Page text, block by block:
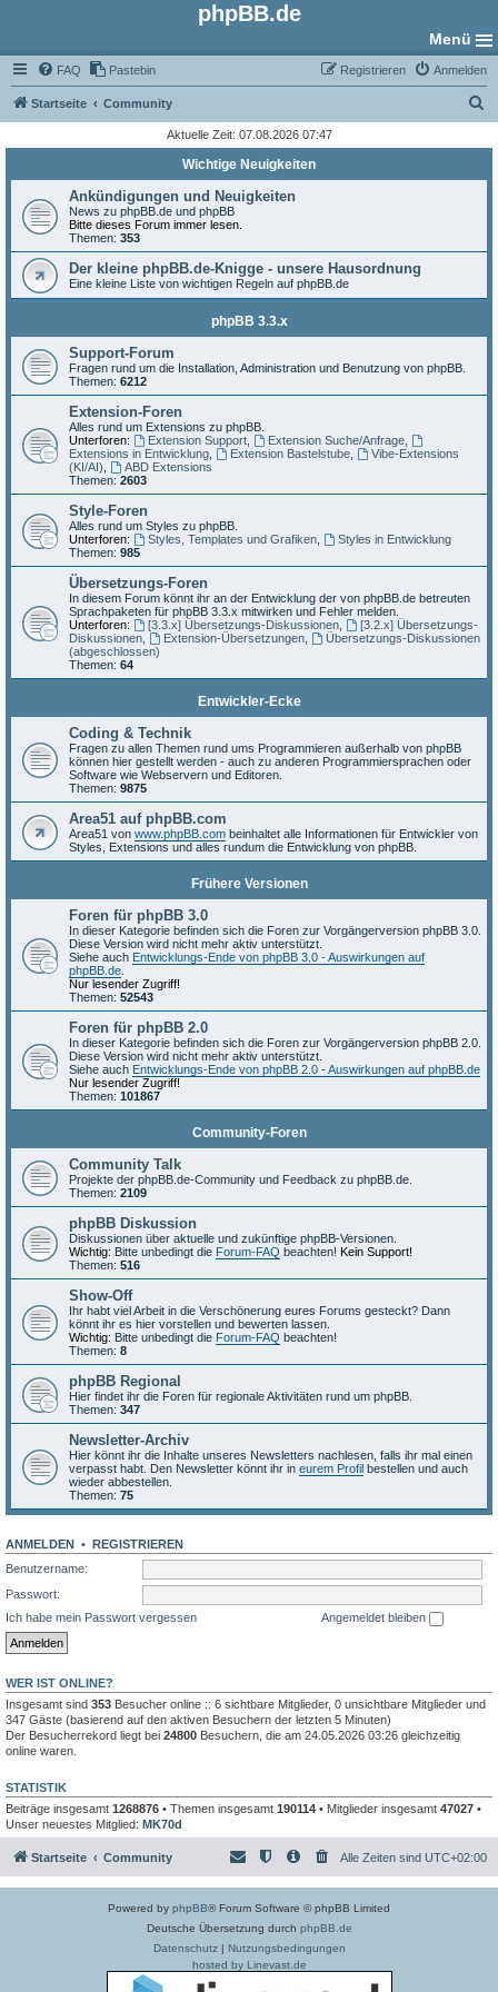
phpBB.de
Menü
FAQ Pastebin Anmelden
Registrieren
Startseite Community
h
Aktuelle Zeit: 07.08.2026 07:47
Wichtige Neuigkeiten
Ankündigungen und Neuigkeiten
News zu phpBB.de und phpBB
Bitte dieses Forum immer lesen.
Themen: 353
Der kleine phpBB.de-Knigge - unsere Hausordnung
Eine kleine Liste von wichtigen Regeln auf phpBB.de
phpBB 3.3.x
Support-Forum
Fragen rund um die Installation, Administration und Benutzung von phpBB.
Themen: 6212
Extension-Foren
Alles rund um Extensions zu phpBB.
Unterforen:
Extension Support, Extension Suche/Anfrage,
Extensions in Entwicklung
Extension Bastelstube,
Vibe-Extensions
(KI/AI)
ABD Extensions
Themen: 2603
Style-Foren
Alles rund um Styles zu phpBB.
Unterforen:
Styles, Templates und Grafiken,
Styles in Entwicklung
Themen: 985
Übersetzungs-Foren
In diesem Forum könnt ihr an der Entwicklung der von phpBB.de betreuten
Sprachpaketen für phpBB 3.3.x mitwirken und Fehler melden.
Unterforen:
[3.3.x] Übersetzungs-Diskussionen,
[3.2.x] Übersetzungs-
Diskussionen
Extension-Übersetzungen,
Übersetzungs-Diskussionen
(abgeschlossen)
Themen: 64
Entwickler-Ecke
Coding & Technik
Fragen zu allen Themen rund ums Programmieren außerhalb von phpBB
können hier gestellt werden - auch zu anderen Programmiersprachen oder
Software wie Webservern und Editoren.
Themen: 9875
Area51 auf phpBB.com
Area51 von www.phpBB.com beinhaltet alle Informationen für Entwickler von
Styles, Extensions und alles rundum die Entwicklung von phpBB.
Frühere Versionen
Foren für phpBB 3.0
In dieser Kategorie befinden sich die Foren zur Vorgängerversion phpBB 3.0.
Diese Version wird nicht mehr aktiv unterstützt.
Siehe auch Entwicklungs-Ende von phpBB 3.0 - Auswirkungen auf
phpBB.de
Nur lesender Zugriff!
Themen: 52543
Foren für phpBB 2.0
In dieser Kategorie befinden sich die Foren zur Vorgängerversion phpBB 2.0.
Diese Version wird nicht mehr aktiv unterstützt.
Siehe auch Entwicklungs-Ende von phpBB 2.0 - Auswirkungen auf phpBB.de
Nur lesender Zugriff!
Themen: 101867
Community-Foren
Community Talk
Projekte der phpBB.de-Community und Feedback zu phpBB.de.
Themen: 2109
phpBB Diskussion
Diskussionen über aktuelle und zukünftige phpBB-Versionen.
Wichtig: Bitte unbedingt die Forum-FAQ beachten! Kein Support!
Themen: 516
Show-Off
Ihr habt viel Arbeit in die Verschönerung eures Forums gesteckt? Dann
könnt ihr es hier vorstellen und bewerten lassen.
Wichtig: Bitte unbedingt die Forum-FAQ beachten!
Themen: 8
phpBB Regional
Hier findet ihr die Foren für regionale Aktivitäten rund um phpBB.
Themen: 347
Newsletter-Archiv
Hier könnt ihr die Inhalte unseres Newsletters nachlesen, falls ihr mal einen
verpasst habt. Den Newsletter könnt ihr in eurem Profil bestellen und auch
wieder abbestellen.
Themen: 75
ANMELDEN • REGISTRIEREN
Benutzername:
Passwort:
Ich habe mein Passwort vergessen
Angemeldet bleiben
WER IST ONLINE?
Insgesamt sind 353 Besucher online :: 6 sichtbare Mitglieder, 0 unsichtbare Mitglieder und
347 Gäste (basierend auf den aktiven Besuchern der letzten 5 Minuten)
Der Besucherrekord liegt bei 24800 Besuchern, die am 24.05.2026 03:26 gleichzeitig
online waren.
STATISTIK
Beiträge insgesamt 1268876 • Themen insgesamt 190114 • Mitglieder insgesamt 47027 •
Unser neuestes Mitglied: MK70d
Startseite Community Alle Zeiten sind UTC+02:00
Powered by phpBB® Forum Software © phpBB Limited
Deutsche Übersetzung durch phpBB.de
Datenschutz| Nutzungsbedingungen
hosted by Linevast.de